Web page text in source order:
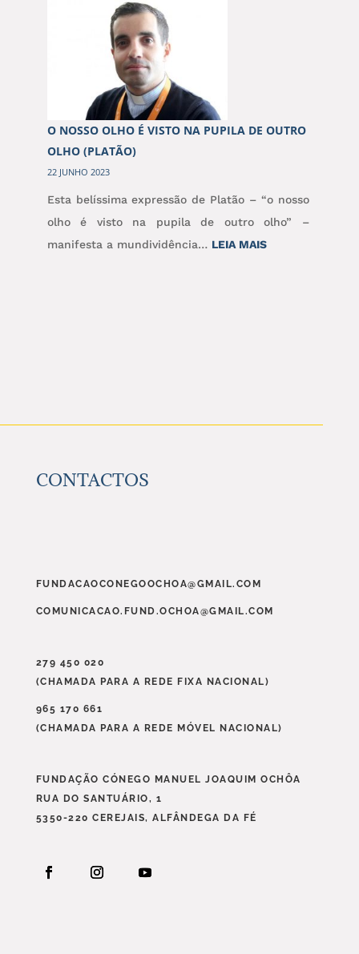
ITINERÁRIO
DISCIPULAR:
ESCUTAR
VER
O NOSSO OLHO É VISTO NA PUPILA DE OUTRO
OLHO (PLATÃO)
22 JUNHO 2023
Esta belíssima expressão de Platão – “o nosso
olho é visto na pupila de outro olho” –
manifesta a mundividência… LEIA MAIS:
DE
CONTACTOS
FUNDACAOCONEGOOCHOA@GMAIL.COM
COMUNICACAO.FUND.OCHOA@GMAIL.COM
279 450 020
(CHAMADA PARA A REDE FIXA NACIONAL)
965 170 661
(CHAMADA PARA A REDE MÓVEL NACIONAL)
FUNDAÇÃO CÓNEGO MANUEL JOAQUIM OCHÔA
RUA DO SANTUÁRIO, 1
5350-220 CEREJAIS, ALFÂNDEGA DA FÉ